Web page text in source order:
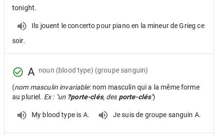
tonight.
Ils jouent le concerto pour piano en la mineur de Grieg ce
soir.
A noun (blood type) (groupe sanguin)
(nom masculin invariable: nom masculin qui a la même forme
au pluriel. Ex : "un ?porte-clés, des porte-clés")
My blood type is A. Je suis de groupe sanguin A.